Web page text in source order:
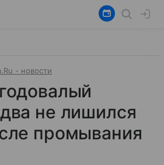
- новости
не лишился
промывания